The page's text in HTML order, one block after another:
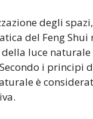
degli
del Feng
luce naturale
i principi
è